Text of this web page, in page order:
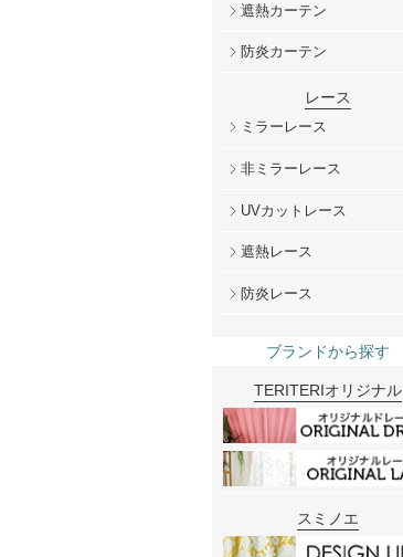
遮熱カーテン
防炎カーテン
レース
ミラーレース
非ミラーレース
UVカットレース
遮熱レース
防炎レース
ブランドから探す
TERITERIオリジナル
スミノエ